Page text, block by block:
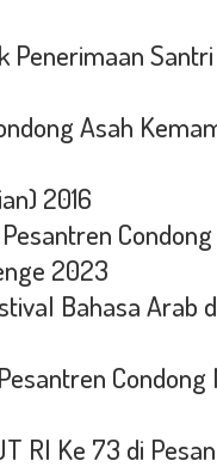
Penerimaan
Asah
2016
2023
Bahasa Arab
RI Ke 73 di